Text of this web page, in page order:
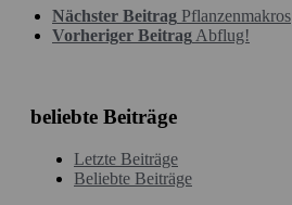
Nächster Beitrag Pflanzenmakros
Vorheriger Beitrag Abflug!
beliebte Beiträge
Letzte Beiträge
Beliebte Beiträge